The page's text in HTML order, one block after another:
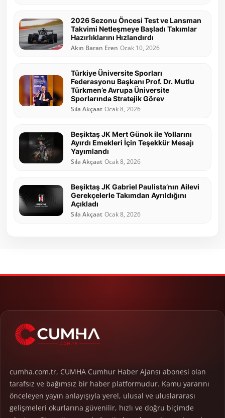
2026 Sezonu Öncesi Test ve Lansman
Takvimi Netleşmeye Başladı Takımlar
Hazırlıklarını Hızlandırdı
Akın Baran Eren Ocak 10, 2026
Türkiye Üniversite Sporları
Federasyonu Başkanı Prof. Dr. Mutlu
Türkmen’e Avrupa Üniversite
Sporlarında Stratejik Görev
Sıla Akçaat Ocak 8, 2026
Beşiktaş JK Mert Günok ile Yollarını
Ayırdı Emekleri İçin Teşekkür Mesajı
Yayımlandı
Sıla Akçaat Ocak 8, 2026
Beşiktaş JK Gabriel Paulista’nın Ailevi
Gerekçelerle Takımdan Ayrıldığını
Açıkladı
Sıla Akçaat Ocak 8, 2026
cumha.com.tr, CUMHA Cumhur Haber Ajansı abonesi olan
tarafsız ve bağımsız bir haber platformudur. Kamu yararını
önceleyen yayın anlayışıyla yerel, ulusal ve uluslararası
gelişmeleri okurlarına güvenilir, hızlı ve doğru biçimde